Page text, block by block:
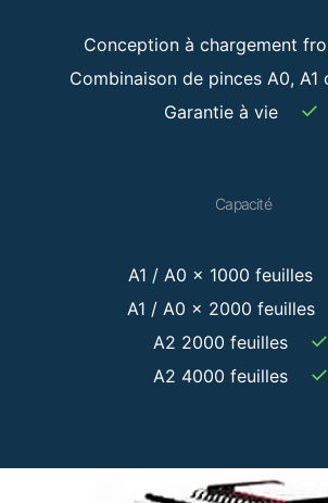
Conception à chargement
Combinaison de pinces A0, A1
Garantie à vie ✓
Capacité
A1 / A0 x 1000 feuilles
A1 / A0 x 2000 feuilles
A2 2000 feuilles ✓
A2 4000 feuilles ✓